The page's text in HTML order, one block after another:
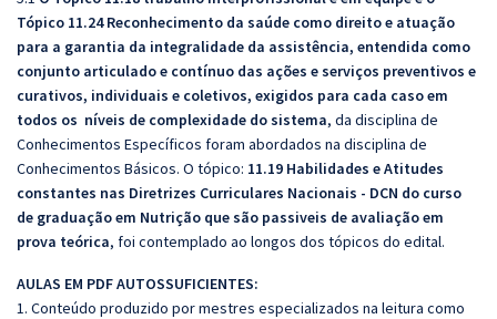
Tópico 11.24 Reconhecimento da saúde como direito e atuação
para a garantia da integralidade da assistência, entendida como
conjunto articulado e contínuo das ações e serviços preventivos e
curativos, individuais e coletivos, exigidos para cada caso em
todos os níveis de complexidade do sistema, da disciplina de
Conhecimentos Específicos foram abordados na disciplina de
Conhecimentos Básicos. O tópico: 11.19 Habilidades e Atitudes
constantes nas Diretrizes Curriculares Nacionais - DCN do curso
de graduação em Nutrição que são passiveis de avaliação em
prova teórica, foi contemplado ao longos dos tópicos do edital.
AULAS EM PDF AUTOSSUFICIENTES:
1. Conteúdo produzido por mestres especializados na leitura como